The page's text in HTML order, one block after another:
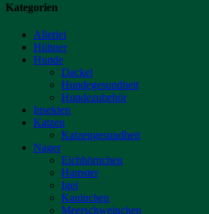
Kategorien
Allerlei
Hühner
Hunde
Dackel
Hundegesundheit
Hundezubehör
Insekten
Katzen
Katzengesundheit
Nager
Eichhörnchen
Hamster
Igel
Kaninchen
Meerschweinchen